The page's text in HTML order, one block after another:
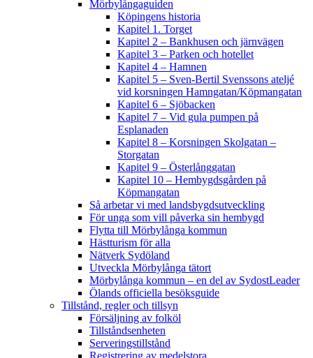
Mörbylångaguiden
Köpingens historia
Kapitel 1. Torget
Kapitel 2 – Bankhusen och järnvägen
Kapitel 3 – Parken och hotellet
Kapitel 4 – Hamnen
Kapitel 5 – Sven-Bertil Svenssons ateljé
vid korsningen Hamngatan/Köpmangatan
Kapitel 6 – Sjöbacken
Kapitel 7 – Vid gula pumpen på
Esplanaden
Kapitel 8 – Korsningen Skolgatan –
Storgatan
Kapitel 9 – Österlånggatan
Kapitel 10 – Hembygdsgården på
Köpmangatan
Så arbetar vi med landsbygdsutveckling
För unga som vill påverka sin hembygd
Flytta till Mörbylånga kommun
Hästturism för alla
Nätverk Sydöland
Utveckla Mörbylånga tätort
Mörbylånga kommun – en del av SydostLeader
Ölands officiella besöksguide
Tillstånd, regler och tillsyn
Försäljning av folköl
Tillståndsenheten
Serveringstillstånd
Registrering av medelstora